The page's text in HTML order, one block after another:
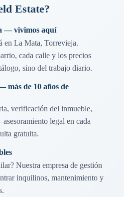
Estate?
— vivimos aquí
en La Mata, Torrevieja.
cada calle y los precios
sino del trabajo diario.
más de 10 años de
verificación del inmueble,
legal en cada
gratuita.
Nuestra empresa de gestión
inquilinos, mantenimiento y